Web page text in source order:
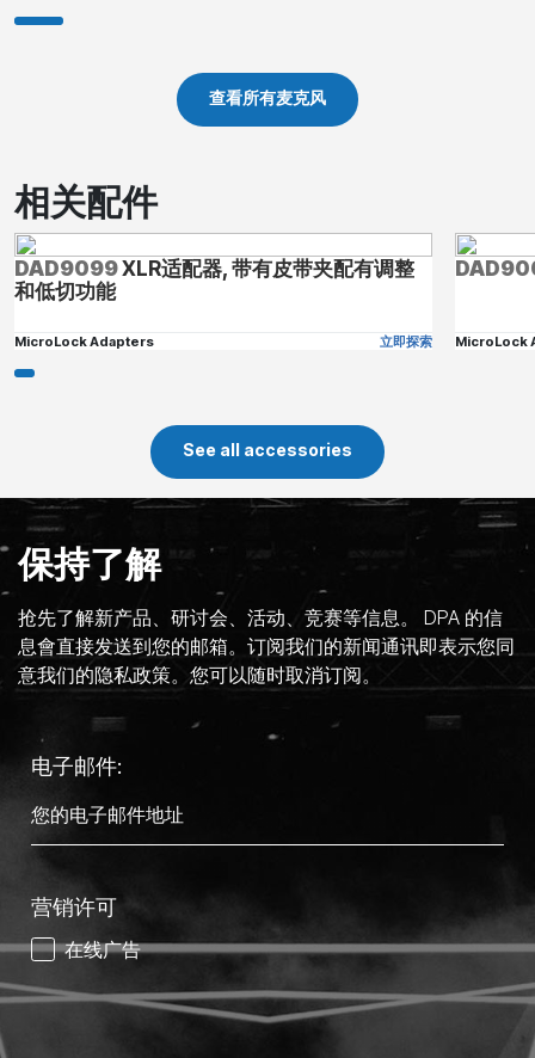
查看所有麦克风
相关配件
DAD9099XLR适配器, 带有皮带夹配有调整
和低切功能
MicroLock Adapters 立即探索 MicroLock
See all accessories
保持了解
抢先了解新产品、研讨会、活动、竞赛等信息。 DPA 的信
息會直接发送到您的邮箱。订阅我们的新闻通讯即表示您同
意我们的隐私政策。您可以随时取消订阅。
电子邮件:
营销许可
在线广告